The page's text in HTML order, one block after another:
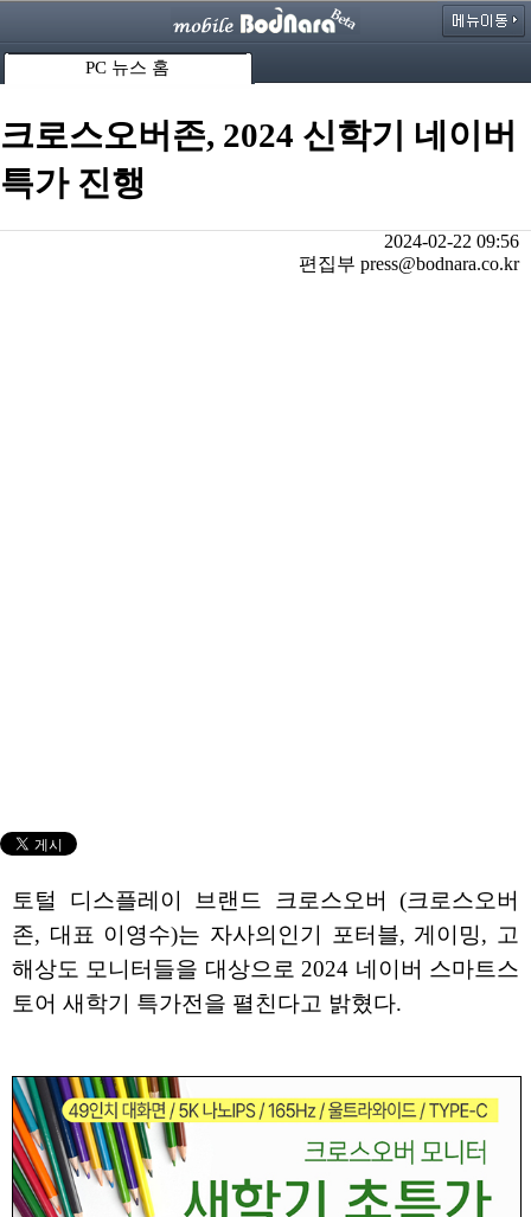
PC 뉴스 홈
크로스오버존, 2024 신학기 네이버
특가 진행
2024-02-22 09:56
편집부 press@bodnara.co.kr
토털 디스플레이 브랜드 크로스오버 (크로스오버
존, 대표 이영수)는 자사의인기 포터블, 게이밍, 고
해상도 모니터들을 대상으로 2024 네이버 스마트스
토어 새학기 특가전을 펼친다고 밝혔다.